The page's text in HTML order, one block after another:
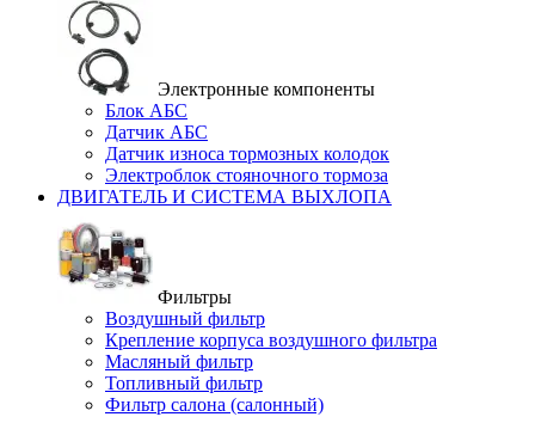
Электронные компоненты
Блок АБС
Датчик АБС
Датчик износа тормозных колодок
Электроблок стояночного тормоза
ДВИГАТЕЛЬ И СИСТЕМА ВЫХЛОПА
Фильтры
Воздушный фильтр
Крепление корпуса воздушного фильтра
Масляный фильтр
Топливный фильтр
Фильтр салона (салонный)